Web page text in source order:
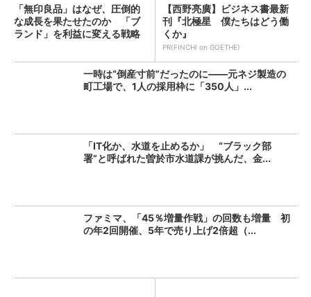
「無印良品」はなぜ、圧倒的
な成長を果たせたのか 「ブ
ランド」を利益に変える戦略
【西野亮廣】ビジネス書最新
刊『北極星 僕たちはどう働
くか』
PR(FINCHI on GOETHE)
一時は“倒産寸前”だったのに――元ネジ製造の
町工場で、1人の採用枠に「350人」...
「IT化か、水道を止めるか」 “ブラック部
署”と呼ばれた曽於市水道課が挑んだ、金...
ファミマ、「45％増量作戦」の回数も増量 初
の年2回開催、5年で売り上げ2倍超（...